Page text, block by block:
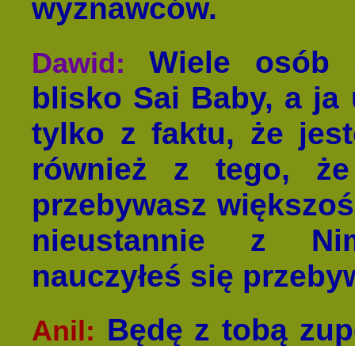
wyznawców.
Dawid:
Wiele osób
blisko Sai Baby, a ja
tylko z faktu, że
również z tego,
przebywasz
nieustannie z
nauczyłeś się
Anil: Będę z tobą